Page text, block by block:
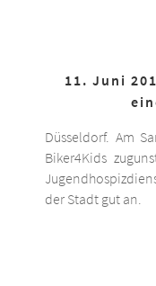
11. Juni
Düsseldorf. Am
Biker4Kids
der Stadt gut an.